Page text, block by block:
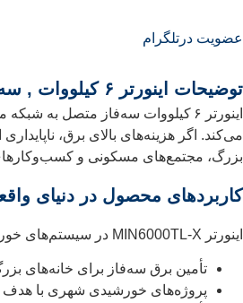
عضویت درتلگرام
توضیحات اینورتر ۶ کیلووات , سه فاز متصل به شبکه مدل MIN6000TL-X برند GROWATT
می‌کند. اگر هزینه‌های بالای برق،
بزرگ، مجتمع‌های مسکونی و
کاربردهای محصول در دنیای
اینورتر MIN6000TL‑X در سیستم‌های خورشیدی متصل به شبکه کاربردهای متنوعی دارد، از جمله:
تأمین برق سه‌فاز برای خانه‌های
پروژه‌های خورشیدی شهری با هدف